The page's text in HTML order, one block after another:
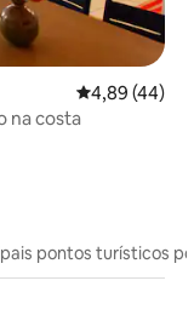
4,89 de uma
4,89 (44)
na costa
pontos turísticos